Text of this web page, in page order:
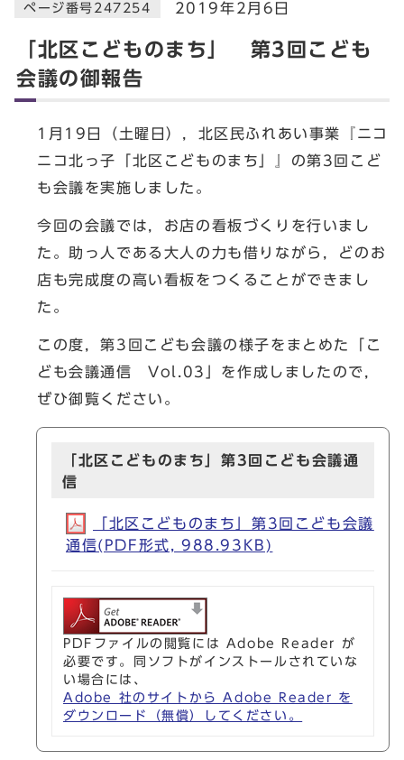
ページ番号247254 2019年2月6日
「北区こどものまち」 第3回こども
会議の御報告
1月19日（土曜日），北区民ふれあい事業『ニコ
ニコ北っ子「北区こどものまち」』の第3回こど
も会議を実施しました。
今回の会議では，お店の看板づくりを行いまし
た。助っ人である大人の力も借りながら，どのお
店も完成度の高い看板をつくることができまし
た。
この度，第3回こども会議の様子をまとめた「こ
ども会議通信 Vol.03」を作成しましたので，
ぜひ御覧ください。
「北区こどものまち」第3回こども会議通
信
「北区こどものまち」第3回こども会議
通信(PDF形式, 988.93KB)
PDFファイルの閲覧には Adobe Reader が
必要です。同ソフトがインストールされていな
い場合には、
Adobe 社のサイトから Adobe Reader を
ダウンロード（無償）してください。